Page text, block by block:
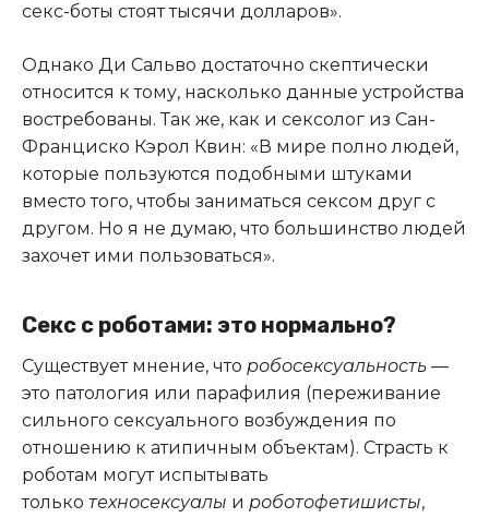
секс-боты стоят тысячи долларов».
Однако Ди Сальво достаточно скептически
относится к тому, насколько данные устройства
востребованы. Так же, как и сексолог из Сан-
Франциско Кэрол Квин: «В мире полно людей,
которые пользуются подобными штуками
вместо того, чтобы заниматься сексом друг с
другом. Но я не думаю, что большинство людей
захочет ими пользоваться».
Секс с роботами: это нормально?
Существует мнение, что робосексуальность —
это патология или парафилия (переживание
сильного сексуального возбуждения по
отношению к атипичным объектам). Страсть к
роботам могут испытывать
только техносексуалы и роботофетишисты,